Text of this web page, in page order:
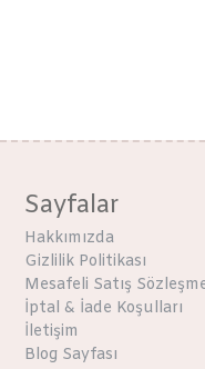
Sayfalar
Hakkımızda
Gizlilik Politikası
Mesafeli Satış
İptal & İade Koşulları
İletişim
Blog Sayfası